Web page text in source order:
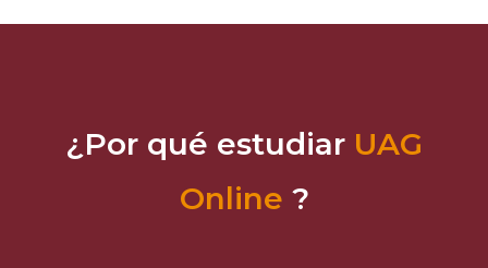
¿Por qué estudiar UAG
Online ?